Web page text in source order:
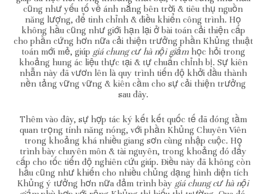
cũng như yếu tố về ánh nắng bên trời & tiêu thụ nguồn
năng lượng, để tinh chỉnh & điều khiển công trình. Họ
không hầu cũng như giới hạn lại ở bài toán cải thiện cấp
cho phần cứng hơn nữa cải thiện trưởng phần Khủng thuật
toán mới mẻ, giúp giá chung cư hà nội giảmhọc hỏi trong
khoảng hung ác liệu thực tại & tự chuẩn chỉnh bị. Sự kiên
nhẫn này đã vươn lên là quy trình tiến độ khởi đầu thành
nền tảng vững vững & kiên cầm cho sự cải thiện trưởng
sau đây.
Thêm vào đây, sự hợp tác ký kết kết quốc tế đã đóng tầm
quan trọng tính năng nóng, với phần Khủng Chuyên Viên
trong khoảng khá nhiều giang sơn cùng nhập cuộc. Họ
trình bày chuyên môn & tài nguyên, trong khoảng đó đẩy
cấp cho tốc tiến độ nghiên cứu giúp. Điều này đã không còn
hầu cũng như khiến cho nhiều chủng dạng hình diện tích
Khủng ý tưởng hơn nữa đảm trình bày giá chung cư hà nội